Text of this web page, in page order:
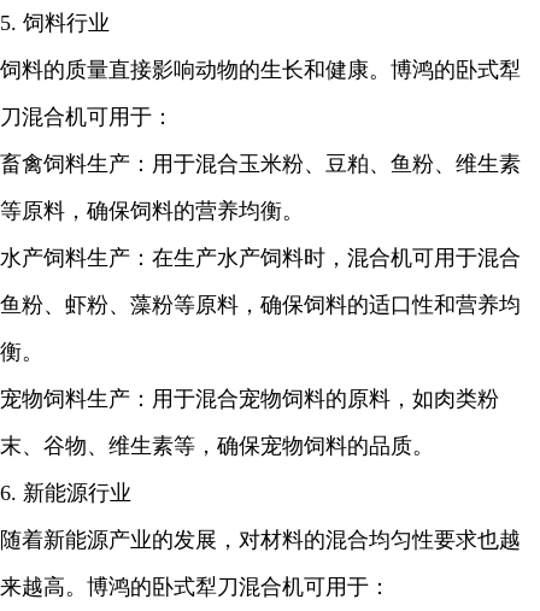
5. 饲料行业
饲料的质量直接影响动物的生长和健康。博鸿的卧式犁
刀混合机可用于：
畜禽饲料生产：用于混合玉米粉、豆粕、鱼粉、维生素
等原料，确保饲料的营养均衡。
水产饲料生产：在生产水产饲料时，混合机可用于混合
鱼粉、虾粉、藻粉等原料，确保饲料的适口性和营养均
衡。
宠物饲料生产：用于混合宠物饲料的原料，如肉类粉
末、谷物、维生素等，确保宠物饲料的品质。
6. 新能源行业
随着新能源产业的发展，对材料的混合均匀性要求也越
来越高。博鸿的卧式犁刀混合机可用于：